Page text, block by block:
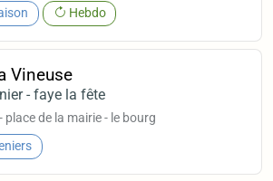
Hebdo
Vineuse
- faye la fête
place de la mairie - le bourg